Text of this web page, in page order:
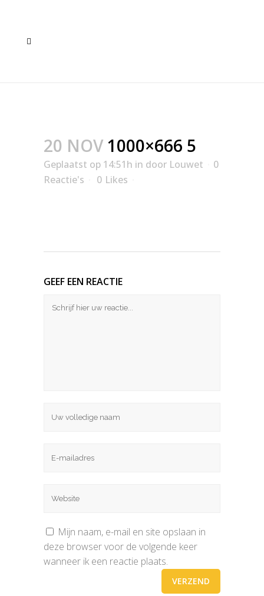
20 NOV 1000×666 5
Geplaatst op 14:51h in door Louwet
0
Reactie's
0 Likes
GEEF EEN REACTIE
Mijn naam, e-mail en site opslaan in
deze browser voor de volgende keer
wanneer ik een reactie plaats.